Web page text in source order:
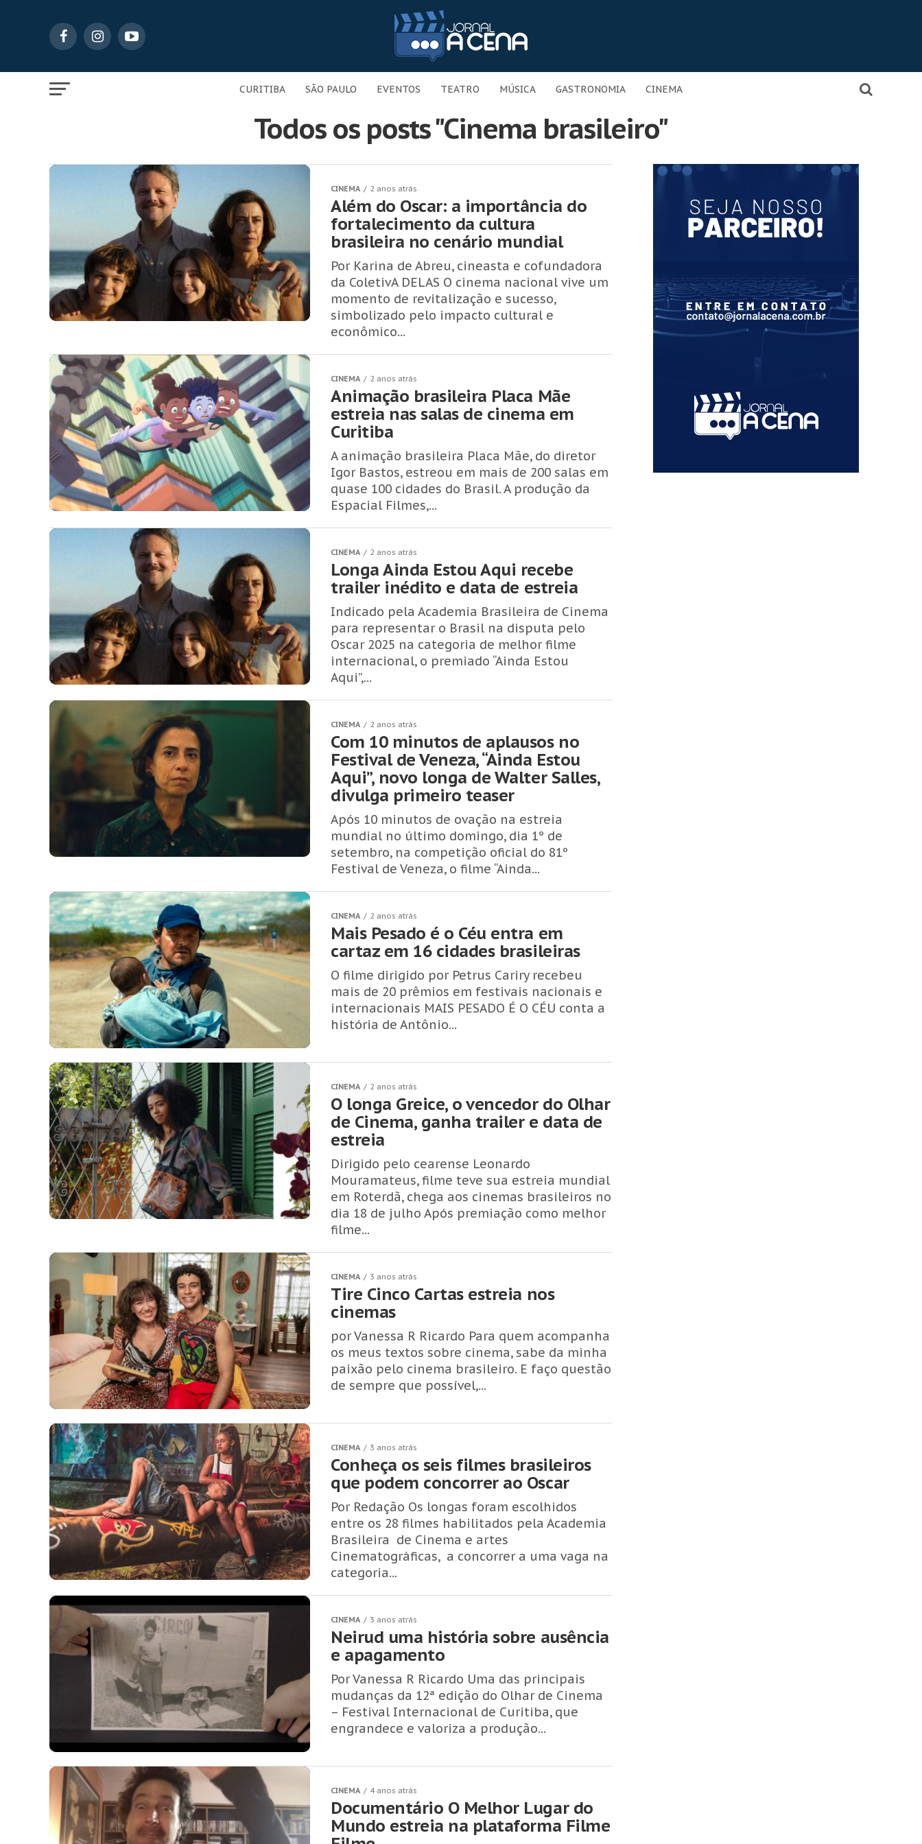
CURITIBA SÃO PAULO EVENTOS TEATRO MÚSICA GASTRONOMIA CINEMA
Todos os posts "Cinema brasileiro"
CINEMA 2 anos atrás
Além do Oscar: a importância do
fortalecimento da cultura
brasileira no cenário mundial
Por Karina de Abreu, cineasta e cofundadora
da ColetivA DELAS O cinema nacional vive um
momento de revitalização e sucesso,
simbolizado pelo impacto cultural e
econômico...
CINEMA 2 anos atrás
Animação brasileira Placa Mãe
estreia nas salas de cinema em
Curitiba
A animação brasileira Placa Mãe, do diretor
Igor Bastos, estreou em mais de 200 salas em
quase 100 cidades do Brasil. A produção da
Espacial Filmes,...
CINEMA 2 anos atrás
Longa Ainda Estou Aqui recebe
trailer inédito e data de estreia
Indicado pela Academia Brasileira de Cinema
para representar o Brasil na disputa pelo
Oscar 2025 na categoria de melhor filme
internacional, o premiado “Ainda Estou
Aqui”,...
CINEMA 2 anos atrás
Com 10 minutos de aplausos no
Festival de Veneza, “Ainda Estou
Aqui”, novo longa de Walter Salles,
divulga primeiro teaser
Após 10 minutos de ovação na estreia
mundial no último domingo, dia 1º de
setembro, na competição oficial do 81º
Festival de Veneza, o filme “Ainda...
CINEMA 2 anos atrás
Mais Pesado é o Céu entra em
cartaz em 16 cidades brasileiras
O filme dirigido por Petrus Cariry recebeu
mais de 20 prêmios em festivais nacionais e
internacionais MAIS PESADO É O CÉU conta a
história de Antônio...
CINEMA 2 anos atrás
O longa Greice, o vencedor do Olhar
de Cinema, ganha trailer e data de
estreia
Dirigido pelo cearense Leonardo
Mouramateus, filme teve sua estreia mundial
em Roterdã, chega aos cinemas brasileiros no
dia 18 de julho Após premiação como melhor
filme...
CINEMA 3 anos atrás
Tire Cinco Cartas estreia nos
cinemas
por Vanessa R Ricardo Para quem acompanha
os meus textos sobre cinema, sabe da minha
paixão pelo cinema brasileiro. E faço questão
de sempre que possível,...
CINEMA 3 anos atrás
Conheça os seis filmes brasileiros
que podem concorrer ao Oscar
Por Redação Os longas foram escolhidos
entre os 28 filmes habilitados pela Academia
Brasileira de Cinema e artes
Cinematográficas, a concorrer a uma vaga na
categoria...
CINEMA 3 anos atrás
Neirud uma história sobre ausência
e apagamento
Por Vanessa R Ricardo Uma das principais
mudanças da 12ª edição do Olhar de Cinema
– Festival Internacional de Curitiba, que
engrandece e valoriza a produção...
CINEMA 4 anos atrás
Documentário O Melhor Lugar do
Mundo estreia na plataforma Filme